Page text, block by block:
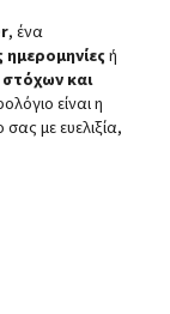
, ένα
ή
και
είναι η
με ευελιξία,